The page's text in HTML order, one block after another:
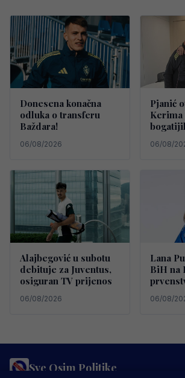
Donesena konačna
odluka o transferu
Baždara!
06/08/2026
Pjanić
06/08/
Alajbegović u subotu
debituje za Juventus,
osiguran TV prijenos
06/08/2026
Lana
BiH na
06/08/
Sve Osim Politike